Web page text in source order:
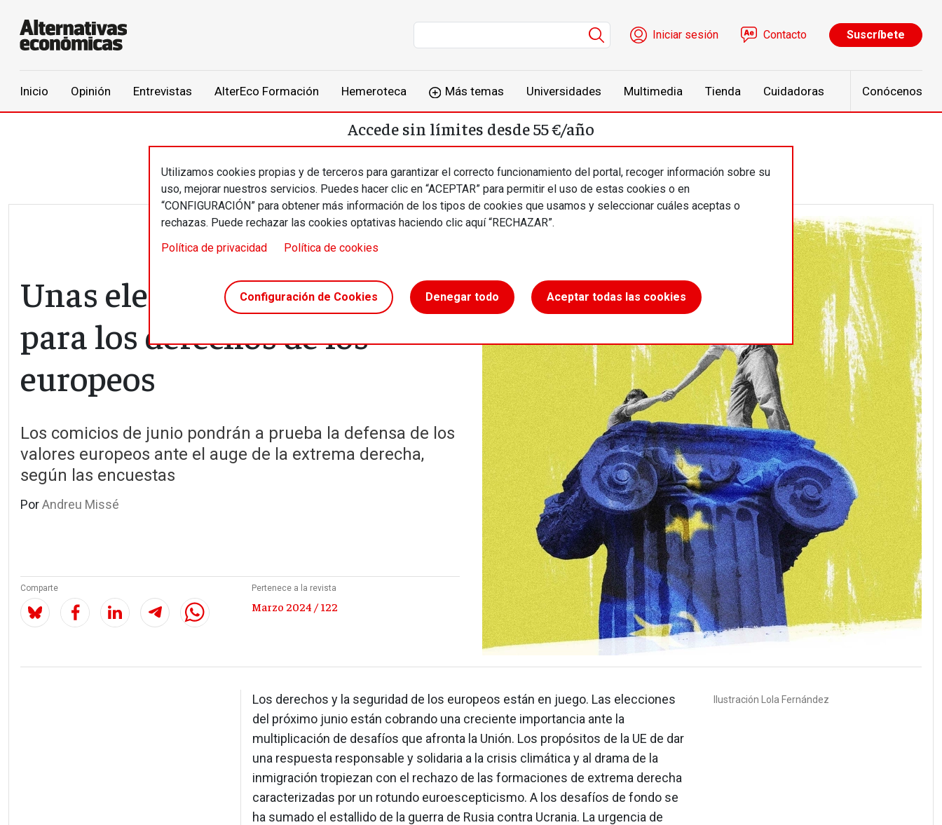
Menú de cuenta de usuario
Iniciar sesión Contacto Suscríbete
Inicio Opinión Entrevistas AlterEco Formación Hemeroteca Más temas Universidades Multimedia Tienda Cuidadoras Conócenos
Utilizamos cookies propias y de terceros para garantizar el correcto funcionamiento del portal, recoger información sobre su
uso, mejorar nuestros servicios. Puedes hacer clic en “ACEPTAR” para permitir el uso de estas cookies o en
“CONFIGURACIÓN” para obtener más información de los tipos de cookies que usamos y seleccionar cuáles aceptas o
rechazas. Puede rechazar las cookies optativas haciendo clic aquí “RECHAZAR”.
Política de privacidad
Política de cookies
Configuración de Cookies Denegar todo Aceptar todas las cookies
Accede sin límites desde 55 €/año
Unas elecciones decisivas
para los derechos de los
europeos
Los comicios de junio pondrán a prueba la defensa de los
valores europeos ante el auge de la extrema derecha,
según las encuestas
PorAndreu Missé
Comparte Pertenece a la revista
Marzo 2024 / 122
Ilustración Lola Fernández
Los derechos y la seguridad de los europeos están en juego. Las elecciones
del próximo junio están cobrando una creciente importancia ante la
multiplicación de desafíos que afronta la Unión. Los propósitos de la UE de dar
una respuesta responsable y solidaria a la crisis climática y al drama de la
inmigración tropiezan con el rechazo de las formaciones de extrema derecha
caracterizadas por un rotundo euroescepticismo. A los desafíos de fondo se
ha sumado el estallido de la guerra de Rusia contra Ucrania. La urgencia de